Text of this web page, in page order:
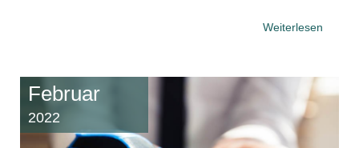
Weiterlesen
Februar
2022